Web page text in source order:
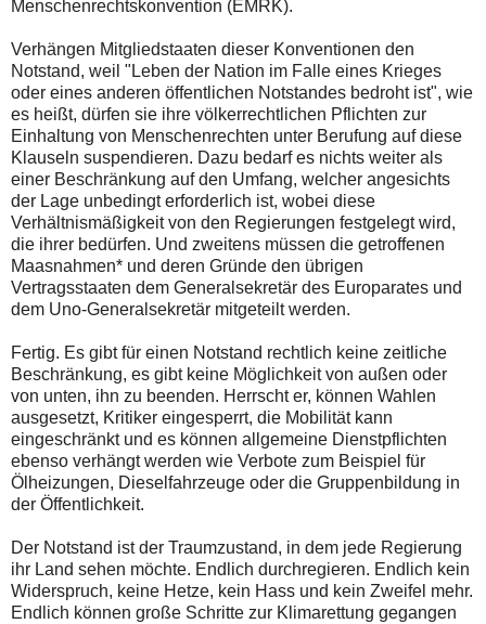
Menschenrechtskonvention (EMRK).
Verhängen Mitgliedstaaten dieser Konventionen den
Notstand, weil "Leben der Nation im Falle eines Krieges
oder eines anderen öffentlichen Notstandes bedroht ist", wie
es heißt, dürfen sie ihre völkerrechtlichen Pflichten zur
Einhaltung von Menschenrechten unter Berufung auf diese
Klauseln suspendieren. Dazu bedarf es nichts weiter als
einer Beschränkung auf den Umfang, welcher angesichts
der Lage unbedingt erforderlich ist, wobei diese
Verhältnismäßigkeit von den Regierungen festgelegt wird,
die ihrer bedürfen. Und zweitens müssen die getroffenen
Maasnahmen* und deren Gründe den übrigen
Vertragsstaaten dem Generalsekretär des Europarates und
dem Uno-Generalsekretär mitgeteilt werden.
Fertig. Es gibt für einen Notstand rechtlich keine zeitliche
Beschränkung, es gibt keine Möglichkeit von außen oder
von unten, ihn zu beenden. Herrscht er, können Wahlen
ausgesetzt, Kritiker eingesperrt, die Mobilität kann
eingeschränkt und es können allgemeine Dienstpflichten
ebenso verhängt werden wie Verbote zum Beispiel für
Ölheizungen, Dieselfahrzeuge oder die Gruppenbildung in
der Öffentlichkeit.
Der Notstand ist der Traumzustand, in dem jede Regierung
ihr Land sehen möchte. Endlich durchregieren. Endlich kein
Widerspruch, keine Hetze, kein Hass und kein Zweifel mehr.
Endlich können große Schritte zur Klimarettung gegangen